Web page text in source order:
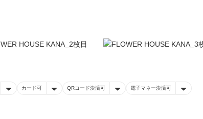
カード可 QRコード決済可 電子マネー決済可